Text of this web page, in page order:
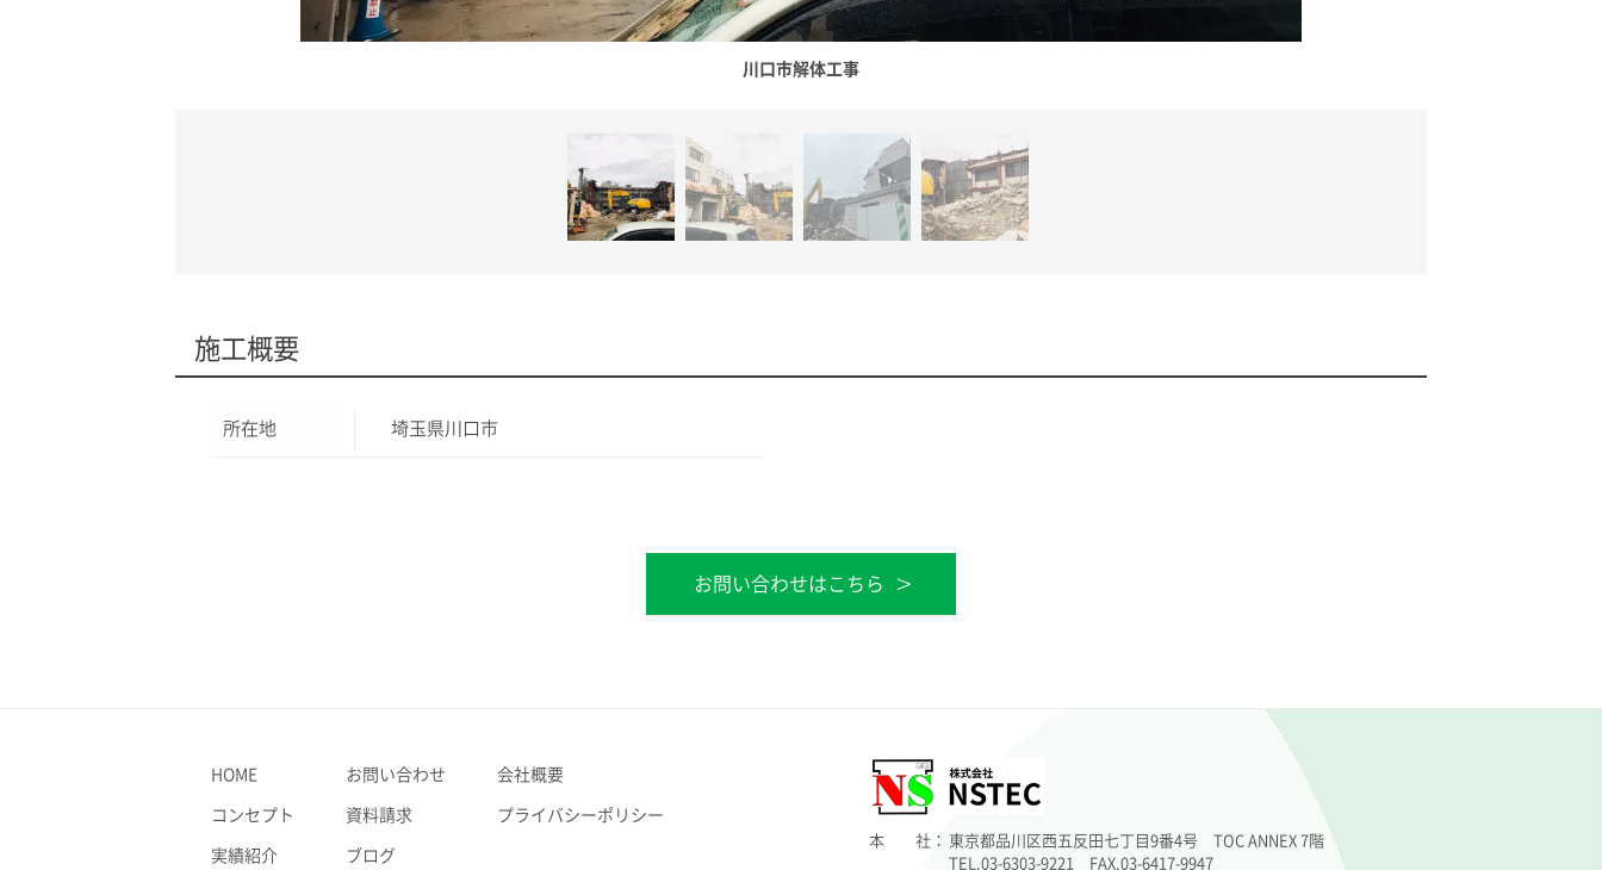
川口市解体工事
施工概要
所在地 埼玉県川口市
お問い合わせはこちら
HOME
コンセプト
実績紹介
お問い合わせ
資料請求
ブログ
会社概要
プライバシーポリシー
本 社：
東京都品川区西五反田七丁目9番4号 TOC ANNEX 7階
TEL.03-6303-9221 FAX.03-6417-9947